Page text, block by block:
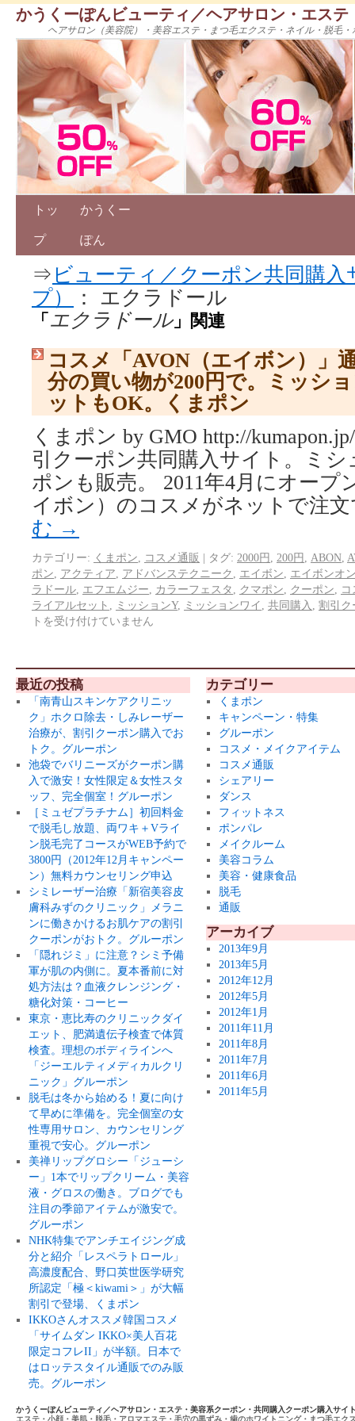
かうくーぽんビューティ／ヘアサロン・エス
ヘアサロン（美容院）・美容エステ・まつ毛エクステ・ネイル・脱毛
トッ
プ
かうくー
ぽん
⇒ ビューティ／クーポン共同購
プ）
： エクラドール
「 エクラドール」関連
コスメ「AVON（エイボン）」
分の買い物が200円で。ミッシ
ットもOK。くまポン
くまポン by GMO http://
引クーポン共同購入サイト。ミ
ポンも販売。 2011年4月にオープ
イボン）のコスメがネットで注
む →
カテゴリー: くまポン コスメ通販 | タグ: 2000円 200円 ABON
ポン
アクティア アドバンステクニーク エイボン
エイボンオ
ラドール エフエムジー カラーフェスタ クマポン クーポン
コ
ライアルセット
ミッションY, ミッションワイ 共同購入
割引ク
トを受け付けていません
最近の投稿
「南青山スキンケアクリニッ
ク」ホクロ除去・しみレーザー
治療が、割引クーポン購入でお
トク。グルーポン
池袋でバリニーズがクーポン購
入で激安！女性限定＆女性スタ
ッフ、完全個室！グルーポン
［ミュゼプラチナム］初回料金
で脱毛し放題、両ワキ＋Vライ
ン脱毛完了コースがWEB予約で
3800円（2012年12月キャンペー
ン）無料カウンセリング申込
シミレーザー治療「新宿美容皮
膚科みずのクリニック」メラニ
ンに働きかけるお肌ケアの割引
クーポンがおトク。グルーポン
「隠れジミ」に注意？シミ予備
軍が肌の内側に。夏本番前に対
処方法は？血液クレンジング・
糖化対策・コーヒー
東京・恵比寿のクリニックダイ
エット、肥満遺伝子検査で体質
検査。理想のボディラインへ
「ジーエルティメディカルクリ
ニック」グルーポン
脱毛は冬から始める！夏に向け
て早めに準備を。完全個室の女
性専用サロン、カウンセリング
重視で安心。グルーポン
美禅リップグロシー「ジューシ
ー」1本でリップクリーム・美容
液・グロスの働き。ブログでも
注目の季節アイテムが激安で。
グルーポン
NHK特集でアンチエイジング成
分と紹介「レスペラトロール」
高濃度配合、野口英世医学研究
所認定「極＜kiwami＞」が大幅
割引で登場、くまポン
IKKOさんオススメ韓国コスメ
「サイムダン IKKO×美人百花
限定コフレII」が半額。日本で
はロッテスタイル通販でのみ販
売。グルーポン
カテゴリー
くまポン
キャンペーン・特集
グルーポン
コスメ・メイクアイテム
コスメ通販
シェアリー
ダンス
フィットネス
ポンパレ
メイクルーム
美容コラム
美容・健康食品
脱毛
通販
アーカイブ
2013年9月
2013年5月
2012年12月
2012年5月
2012年1月
2011年11月
2011年8月
2011年7月
2011年6月
2011年5月
かうくーぽんビューティ／ヘアサロン・エステ・美容系クーポン・共同購入クーポン購入サイ
エステ・小顔・美肌・脱毛・アロマエステ・毛穴の黒ずみ・歯のホワイトニング・まつ毛エ